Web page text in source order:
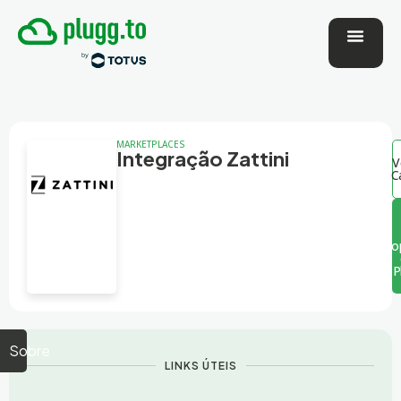
MARKETPLACES
Integração Zattini
LINKS ÚTEIS
Sobre